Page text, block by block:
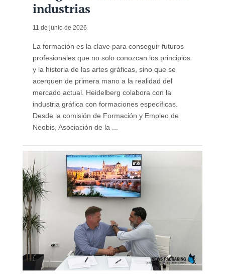
industrias
11 de junio de 2026
La formación es la clave para conseguir futuros
profesionales que no solo conozcan los principios
y la historia de las artes gráficas, sino que se
acerquen de primera mano a la realidad del
mercado actual. Heidelberg colabora con la
industria gráfica con formaciones específicas.
Desde la comisión de Formación y Empleo de
Neobis, Asociación de la ...